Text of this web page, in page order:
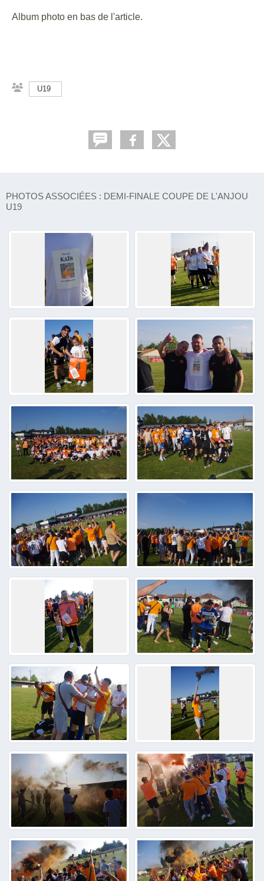
Album photo en bas de l'article.
U19
PHOTOS ASSOCIÉES : DEMI-FINALE COUPE DE L'ANJOU
U19